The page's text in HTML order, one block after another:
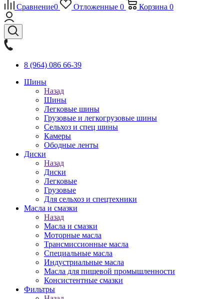
Сравнение0 Отложенные 0 Корзина 0
8 (964) 086 66-39
Шины
Назад
Шины
Легковые шины
Грузовые и легкогрузовые шины
Сельхоз и спец шины
Камеры
Ободные ленты
Диски
Назад
Диски
Легковые
Грузовые
Для сельхоз и спецтехники
Масла и смазки
Назад
Масла и смазки
Моторные масла
Трансмиссионные масла
Специальные масла
Индустриальные масла
Масла для пищевой промышленности
Консистентные смазки
Фильтры